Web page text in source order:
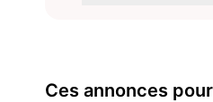
Ces annonces